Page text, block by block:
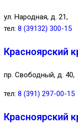
ул. Народная, д. 21,
тел: 8 (39132) 300-15
Красноярский
пр. Свободный, д. 40,
тел: 8 (391) 297-00-15
Красноярский